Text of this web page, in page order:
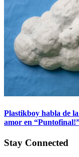
Plastikboy habla de
amor en
Stay Connected